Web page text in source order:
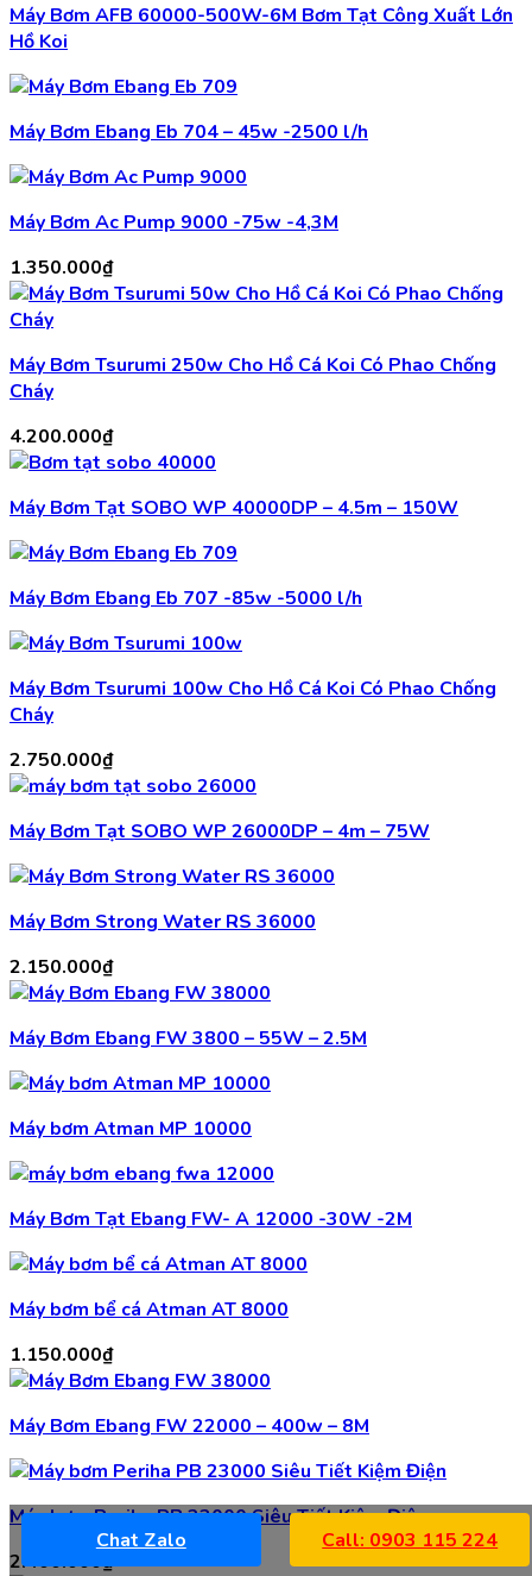
Máy Bơm AFB 60000-500W-6M Bơm Tạt Công Xuất Lớn
Hồ Koi
Máy Bơm Ebang Eb 704 – 45w -2500 l/h
Máy Bơm Ac Pump 9000 -75w -4,3M
1.350.000₫
Máy Bơm Tsurumi 250w Cho Hồ Cá Koi Có Phao Chống
Cháy
4.200.000₫
Máy Bơm Tạt SOBO WP 40000DP – 4.5m – 150W
Máy Bơm Ebang Eb 707 -85w -5000 l/h
Máy Bơm Tsurumi 100w Cho Hồ Cá Koi Có Phao Chống
Cháy
2.750.000₫
Máy Bơm Tạt SOBO WP 26000DP – 4m – 75W
Máy Bơm Strong Water RS 36000
2.150.000₫
Máy Bơm Ebang FW 3800 – 55W – 2.5M
Máy bơm Atman MP 10000
Máy Bơm Tạt Ebang FW- A 12000 -30W -2M
Máy bơm bể cá Atman AT 8000
1.150.000₫
Máy Bơm Ebang FW 22000 – 400w – 8M
Máy bơm Periha PB 23000 Siêu Tiết Kiệm Điện
2.400.000₫
Chat Zalo Call: 0903 115 224